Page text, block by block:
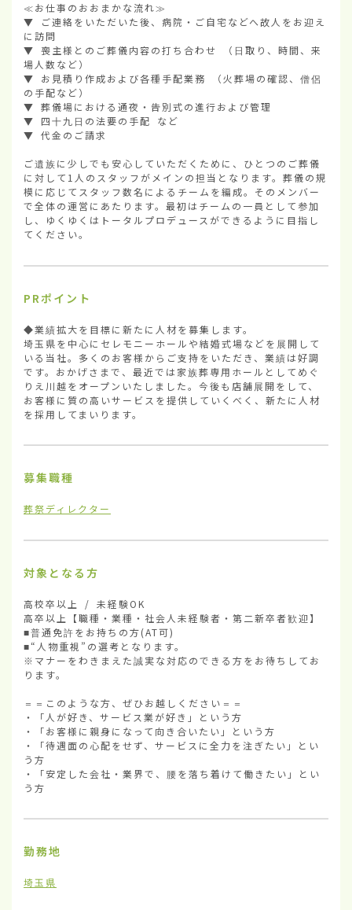
≪お仕事のおおまかな流れ≫
▼ ご連絡をいただいた後、病院・ご自宅などへ故人をお迎え
に訪問
▼ 喪主様とのご葬儀内容の打ち合わせ （日取り、時間、来
場人数など）
▼ お見積り作成および各種手配業務 （火葬場の確認、僧侶
の手配など）
▼ 葬儀場における通夜・告別式の進行および管理
▼ 四十九日の法要の手配 など
▼ 代金のご請求
ご遺族に少しでも安心していただくために、ひとつのご葬儀
に対して1人のスタッフがメインの担当となります。葬儀の規
模に応じてスタッフ数名によるチームを編成。そのメンバー
で全体の運営にあたります。最初はチームの一員として参加
し、ゆくゆくはトータルプロデュースができるように目指し
てください。
PRポイント
◆業績拡大を目標に新たに人材を募集します。
埼玉県を中心にセレモニーホールや結婚式場などを展開して
いる当社。多くのお客様からご支持をいただき、業績は好調
です。おかげさまで、最近では家族葬専用ホールとしてめぐ
りえ川越をオープンいたしました。今後も店舗展開をして、
お客様に質の高いサービスを提供していくべく、新たに人材
を採用してまいります。
募集職種
葬祭ディレクター
対象となる方
高校卒以上 / 未経験OK
高卒以上【職種・業種・社会人未経験者・第二新卒者歓迎】
■普通免許をお持ちの方(AT可)
■“人物重視”の選考となります。
※マナーをわきまえた誠実な対応のできる方をお待ちしてお
ります。
＝＝このような方、ぜひお越しください＝＝
・「人が好き、サービス業が好き」という方
・「お客様に親身になって向き合いたい」という方
・「待遇面の心配をせず、サービスに全力を注ぎたい」とい
う方
・「安定した会社・業界で、腰を落ち着けて働きたい」とい
う方
勤務地
埼玉県